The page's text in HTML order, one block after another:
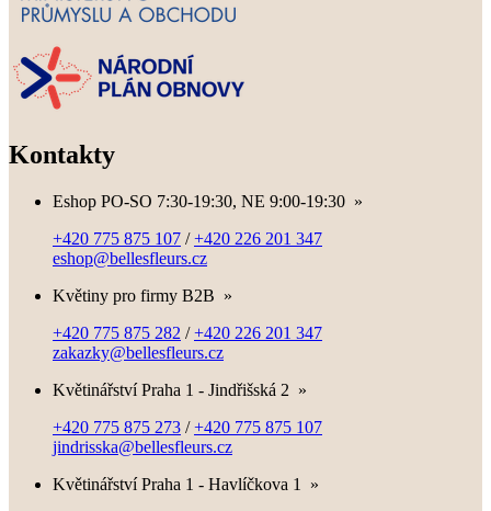
Kontakty
Eshop PO-SO 7:30-19:30, NE 9:00-19:30 »
+420 775 875 107 /+420 226 201 347
eshop@bellesfleurs.cz
Květiny pro firmy B2B »
+420 775 875 282 /+420 226 201 347
zakazky@bellesfleurs.cz
Květinářství Praha 1 - Jindřišská 2 »
+420 775 875 273 /+420 775 875 107
jindrisska@bellesfleurs.cz
Květinářství Praha 1 - Havlíčkova 1
»